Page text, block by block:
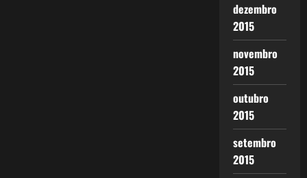
dezembro
2015
novembro
2015
outubro
2015
setembro
2015